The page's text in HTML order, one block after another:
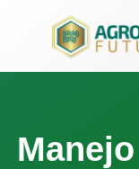
conteúdo